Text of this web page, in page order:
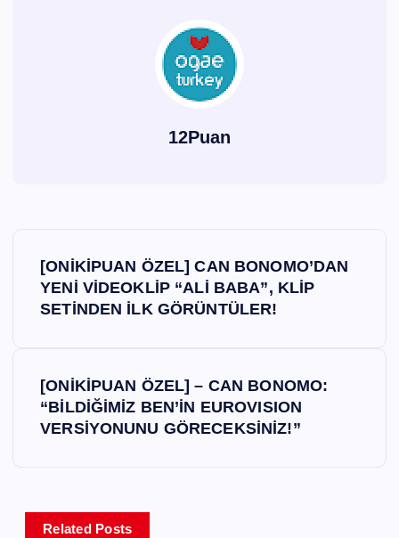
12Puan
z
[ONİKİPUAN ÖZEL] CAN BONOMO’DAN
YENİ VİDEOKLİP “ALİ BABA”, KLİP
SETİNDEN İLK GÖRÜNTÜLER!
[ONİKİPUAN ÖZEL] – CAN BONOMO:
“BİLDİĞİMİZ BEN’İN EUROVISION
VERSİYONUNU GÖRECEKSİNİZ!”
Related Posts